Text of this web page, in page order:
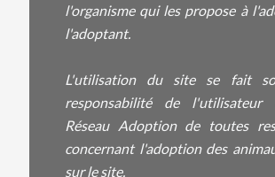
l'organisme qui les propose à
l'adoptant.
L'utilisation du site se fait
responsabilité de l'utilisateur
Réseau Adoption de toutes
concernant l'adoption des
sur le site.